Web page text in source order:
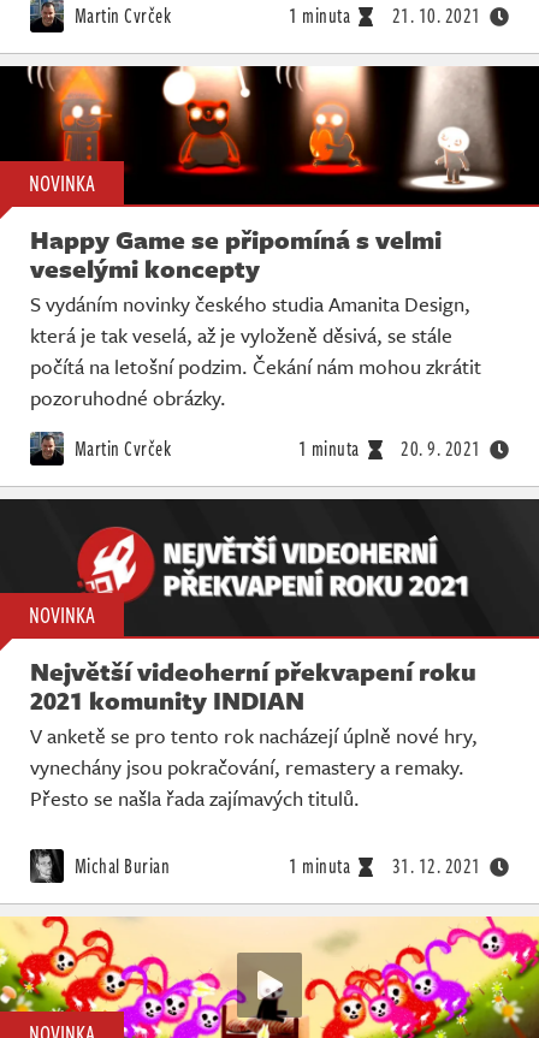
Martin Cvrček 1 minuta 21. 10. 2021
NOVINKA
Happy Game se připomíná s velmi
veselými koncepty
S vydáním novinky českého studia Amanita Design,
která je tak veselá, až je vyloženě děsivá, se stále
počítá na letošní podzim. Čekání nám mohou zkrátit
pozoruhodné obrázky.
Martin Cvrček 1 minuta 20. 9. 2021
NOVINKA
Největší videoherní překvapení roku
2021 komunity INDIAN
V anketě se pro tento rok nacházejí úplně nové hry,
vynechány jsou pokračování, remastery a remaky.
Přesto se našla řada zajímavých titulů.
Michal Burian 1 minuta 31. 12. 2021